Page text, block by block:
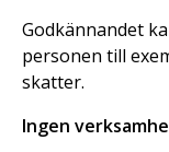
Godkännandet
personen till
skatter.
Ingen